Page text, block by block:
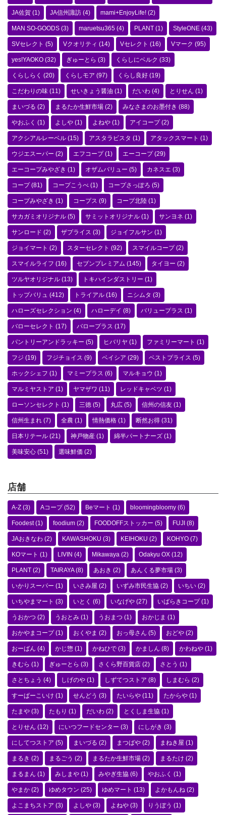
JA佐賀 (1) JA信州諏訪 (4) mami+EnjoyLife! (2)
MAN SO-GOODS (3) maruetsu365 (4) PLANT (1) StyleONE (43)
SVセレクト (5) Vクオリティ (14) Vセレクト (16) Vマーク (95)
yes!YAOKO (32) ぎゅーとら (3) くらしにベルク (33)
くらしらく (20) くらしモア (97) くらし良好 (19)
こだわりの味 (11) せいきょう醤油 (1) だいわ (4) とりせん (1)
まいづる (2) まるたか生鮮市場 (2) みなさまのお墨付き (88)
やおふく (1) よしや (1) よねや (1) アイコープ(2)
アクシアルレーベル (15) アスタラビスタ (1) アタックスマート (1)
ウジエスーパー (2) エフコープ(1) エーコープ(29)
エーコープみやざき (1) オザムバリュー (5) カネスエ (3)
コープ(81) コープこうべ (1) コープさっぽろ (5)
コープみやざき (1) コープス (9) コープ北陸 (1)
サカガミオリジナル (5) サミットオリジナル (1) サンヨネ (1)
サンロード (2) ザプライス (3) ジョイフルサン (1)
ジョイマート (2) スターセレクト (92) スマイルコープ(2)
スマイルライフ (16) セブンプレミアム (145) タイヨー (2)
ツルヤオリジナル (13) トキハインダストリー (1)
トップバリュ (412) トライアル (16) ニシムタ (3)
ハローズセレクション (4) ハローデイ (8) バリュープラス (1)
バローセレクト (17) バロープラス (17)
パントリーアンドラッキー (5) ヒバリヤ (1) ファミリーマート (1)
フジ (19) フジチョイス (9) ベイシア (29) ベストプライス (5)
ホックシェフ (1) マミープラス (6) マルキョウ (1)
マルミヤストア (1) ヤマザワ (11) レッドキャベツ (1)
ローソンセレクト (1) 三徳 (5) 丸広 (5) 信州の信友 (1)
信州生まれ (7) 全農 (1) 情熱価格 (1) 断然お得 (31)
日本リテール (21) 神戸物産 (1) 綿半パートナーズ (1)
美味安心 (51) 選味鮮価 (2)
店舗
A-Z (3) Aコープ(52) Beマート (1) bloomingbloomy (6)
Foodest(1) foodium (2) FOODOFFストッカー (5) FUJI (8)
JAおきなわ (2) KAWASHOKU (3) KEIHOKU (2) KOHYO (7)
KOマート (1) LIVIN (4) Mikawaya (2) Odakyu OX (12)
PLANT (2) TAIRAYA(8) あおき (2) あんくる夢市場 (3)
いかりスーパー (1) いさみ屋 (2) いずみ市民生協 (2) いちい (2)
いちやまマート (3) いとく (6) いなげや (27) いばらきコープ(1)
うおかつ (2) うおとみ (1) うおまつ (1) おかじま (1)
おかやまコープ(1) おくやま (2) おっ母さん (5) おどや (2)
おーばん (4) かじ惣 (1) かねひで (3) かましん (8) かわねや (1)
きむら (1) ぎゅーとら (3) さくら野百貨店 (2) さとう (1)
さとちょう (4) しげのや (1) しずてつストア (8) しまむら (2)
すーぱーこいけ (1) せんどう (3) たいらや (11) たからや (1)
たまや (3) たもり (1) だいわ (2) とくしま生協 (1)
とりせん (12) にいつフードセンター (3) にしがき (3)
にしてつストア (5) まいづる (2) まつばや (2) まねき屋 (1)
まるき (2) まるごう (2) まるたか生鮮市場 (2) まるたけ (2)
まるまん (1) みしまや (1) みやぎ生協 (6) やおふく (1)
やまか (2) ゆめタウン (25) ゆめマート (13) よかもんね (2)
よこまちストア (3) よしや (3) よねや (3) りうぼう (1)